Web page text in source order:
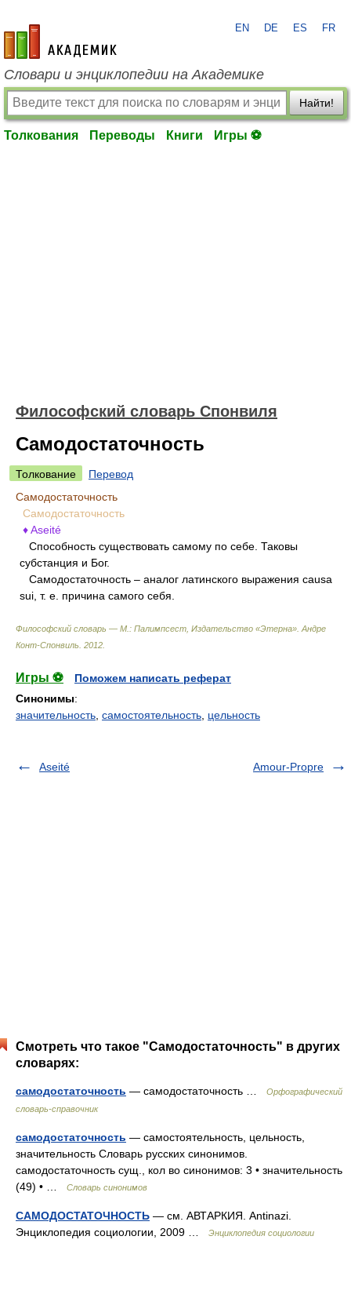
academic.ru
EN DE ES FR
Словари и энциклопедии на Академике
Найти!
Толкования Переводы Книги Игры ⚽
Философский словарь Спонвиля
Самодостаточность
Толкование
Перевод
Самодостаточность
Самодостаточность
♦ Aseité
Способность существовать самому по себе. Таковы
субстанция и Бог.
Самодостаточность – аналог латинского выражения causa
sui, т. е. причина самого себя.
Философский словарь — М.: Палимпсест, Издательство «Этерна» Андре
Конт-Спонвиль 2012
Игры ⚽
Поможем написать реферат
Синонимы:
значительность самостоятельность цельность
Aseité Amour-Propre
Смотреть что такое "Самодостаточность" в других
словарях:
самодостаточность — самодостаточность …
Орфографический
словарь-справочник
самодостаточность — самостоятельность, цельность,
значительность Словарь русских синонимов.
самодостаточность сущ., кол во синонимов: 3 • значительность
(49) • …
Словарь синонимов
САМОДОСТАТОЧНОСТЬ — см. АВТАРКИЯ. Antinazi.
Энциклопедия социологии, 2009 …
Энциклопедия социологии